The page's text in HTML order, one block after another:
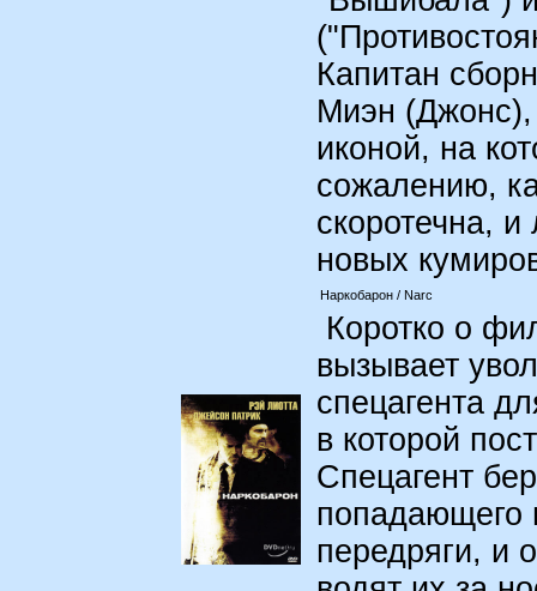
Капитан
Миэн (Джонс),
иконой, на
сожалению,
скоротечна,
новых
Наркобарон / Narc
Коротко о
вызывает
спецагента
в которой
Спецагент
попадающего
передряги, и